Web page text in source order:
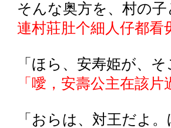
そんな奥方を、村の
連村莊肚个細人仔都看
「ほら、安寿姫が、
「噯，安壽公主在該片
「おらは、対王だよ